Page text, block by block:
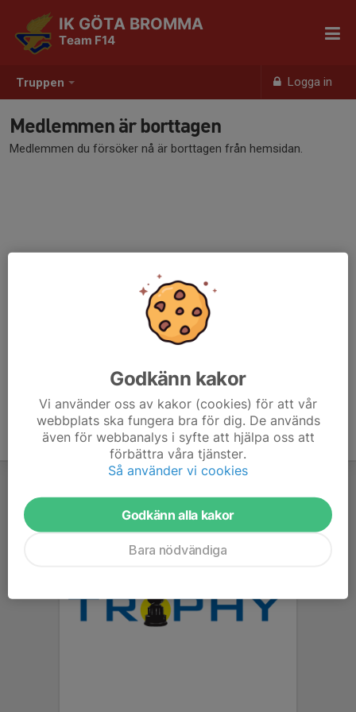
Truppen Logga in
IK GÖTA BROMMA
Team F14
Medlemmen är borttagen
Medlemmen du försöker nå är borttagen från hemsidan.
Godkänn kakor
Vi använder oss av kakor (cookies) för att vår
webbplats ska fungera bra för dig. De används
även för webbanalys i syfte att hjälpa oss att
förbättra våra tjänster.
Så använder vi cookies
Godkänn alla kakor
Bara nödvändiga